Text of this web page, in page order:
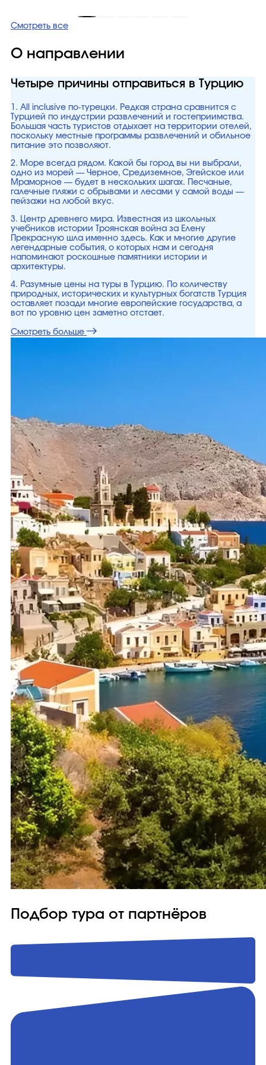
Смотреть все
О направлении
Четыре причины отправиться в Турцию
1. All inclusive по-турецки. Редкая страна сравнится с
Турцией по индустрии развлечений и гостеприимства.
Большая часть туристов отдыхает на территории отелей,
поскольку местные программы развлечений и обильное
питание это позволяют.
2. Море всегда рядом. Какой бы город вы ни выбрали,
одно из морей — Черное, Средиземное, Эгейское или
Мраморное — будет в нескольких шагах. Песчаные,
галечные пляжи с обрывами и лесами у самой воды —
пейзажи на любой вкус.
3. Центр древнего мира. Известная из школьных
учебников истории Троянская война за Елену
Прекрасную шла именно здесь. Как и многие другие
легендарные события, о которых нам и сегодня
напоминают роскошные памятники истории и
архитектуры.
4. Разумные цены на туры в Турцию. По количеству
природных, исторических и культурных богатств Турция
оставляет позади многие европейские государства, а
вот по уровню цен заметно отстает.
Смотреть больше
Подбор тура от партнёров